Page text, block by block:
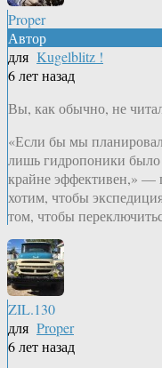
Proper
Автор
для Kugelblitz !
6 лет назад
Вы, как обычно, не
«Если бы мы
лишь гидропоники было
крайне эффективен,» —
хотим, чтобы
том, чтобы
ZIL.130
для Proper
6 лет назад